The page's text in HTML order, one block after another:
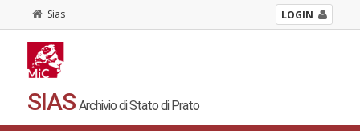
Sias LOGIN
SIAS Archivio di Stato di Prato